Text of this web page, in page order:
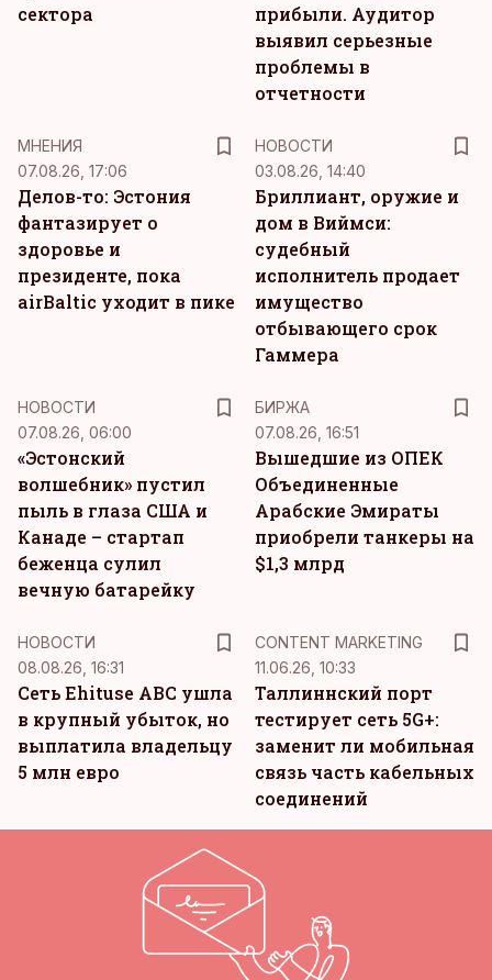
сектора
прибыли. Аудитор
выявил серьезные
проблемы в
отчетности
MНЕНИЯ
07.08.26, 17:06
Делов-то: Эстония
фантазирует о
здоровье и
президенте, пока
airBaltic уходит в пике
НОВОСТИ
03.08.26, 14:40
Бриллиант, оружие и
дом в Виймси:
судебный
исполнитель продает
имущество
отбывающего срок
Гаммера
НОВОСТИ
07.08.26, 06:00
«Эстонский
волшебник» пустил
пыль в глаза США и
Канаде – стартап
беженца сулил
вечную батарейку
БИРЖА
07.08.26, 16:51
Вышедшие из ОПЕК
Объединенные
Арабские Эмираты
приобрели танкеры на
$1,3 млрд
НОВОСТИ
08.08.26, 16:31
Сеть Ehituse ABC ушла
в крупный убыток, но
выплатила владельцу
5 млн евро
CONTENT MARKETING
11.06.26, 10:33
Таллиннский порт
тестирует сеть 5G+:
заменит ли мобильная
связь часть кабельных
соединений